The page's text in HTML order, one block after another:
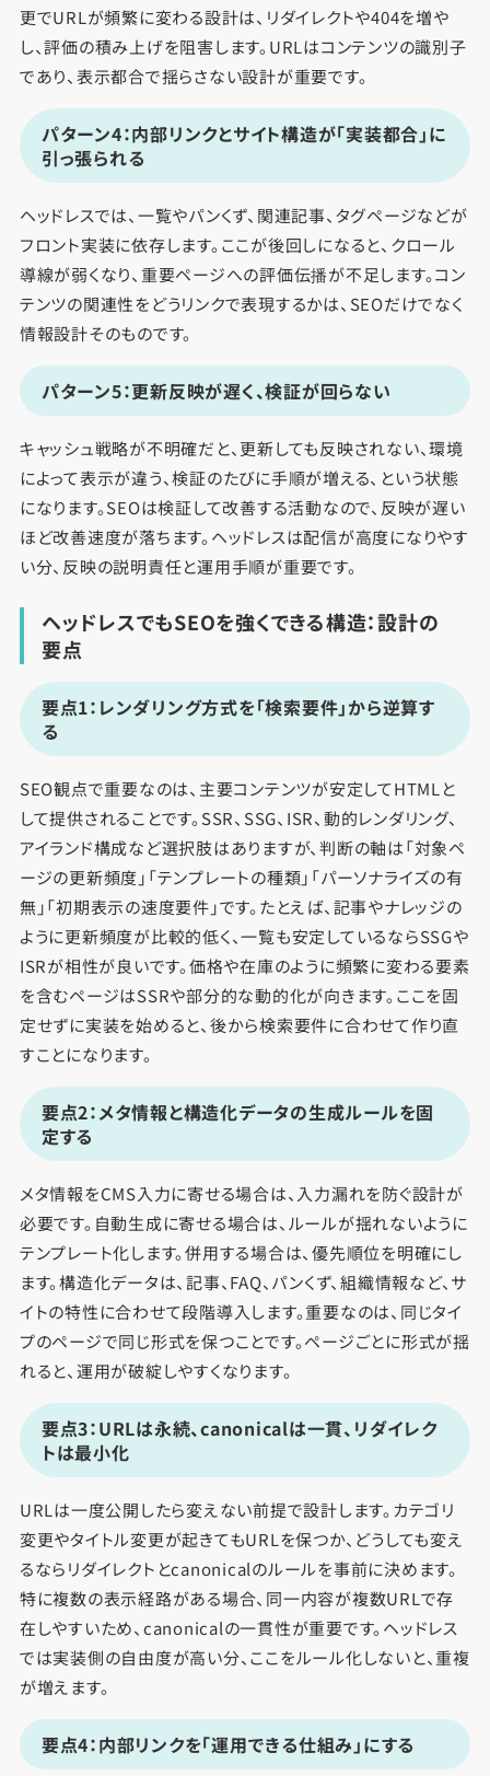
更でURLが頻繁に変わる設計は、リダイレクトや404を増や
し、評価の積み上げを阻害します。URLはコンテンツの識別子
であり、表示都合で揺らさない設計が重要です。
パターン4：内部リンクとサイト構造が「実装都合」に
引っ張られる
ヘッドレスでは、一覧やパンくず、関連記事、タグページなどが
フロント実装に依存します。ここが後回しになると、クロール
導線が弱くなり、重要ページへの評価伝播が不足します。コン
テンツの関連性をどうリンクで表現するかは、SEOだけでなく
情報設計そのものです。
パターン5：更新反映が遅く、検証が回らない
キャッシュ戦略が不明確だと、更新しても反映されない、環境
によって表示が違う、検証のたびに手順が増える、という状態
になります。SEOは検証して改善する活動なので、反映が遅い
ほど改善速度が落ちます。ヘッドレスは配信が高度になりやす
い分、反映の説明責任と運用手順が重要です。
ヘッドレスでもSEOを強くできる構造：設計の
要点
要点1：レンダリング方式を「検索要件」から逆算す
る
SEO観点で重要なのは、主要コンテンツが安定してHTMLと
して提供されることです。SSR、SSG、ISR、動的レンダリング、
アイランド構成など選択肢はありますが、判断の軸は「対象ペ
ージの更新頻度」「テンプレートの種類」「パーソナライズの有
無」「初期表示の速度要件」です。たとえば、記事やナレッジの
ように更新頻度が比較的低く、一覧も安定しているならSSGや
ISRが相性が良いです。価格や在庫のように頻繁に変わる要素
を含むページはSSRや部分的な動的化が向きます。ここを固
定せずに実装を始めると、後から検索要件に合わせて作り直
すことになります。
要点2：メタ情報と構造化データの生成ルールを固
定する
メタ情報をCMS入力に寄せる場合は、入力漏れを防ぐ設計が
必要です。自動生成に寄せる場合は、ルールが揺れないように
テンプレート化します。併用する場合は、優先順位を明確にし
ます。構造化データは、記事、FAQ、パンくず、組織情報など、サ
イトの特性に合わせて段階導入します。重要なのは、同じタイ
プのページで同じ形式を保つことです。ページごとに形式が揺
れると、運用が破綻しやすくなります。
要点3：URLは永続、canonicalは一貫、リダイレク
トは最小化
URLは一度公開したら変えない前提で設計します。カテゴリ
変更やタイトル変更が起きてもURLを保つか、どうしても変え
るならリダイレクトとcanonicalのルールを事前に決めます。
特に複数の表示経路がある場合、同一内容が複数URLで存
在しやすいため、canonicalの一貫性が重要です。ヘッドレス
では実装側の自由度が高い分、ここをルール化しないと、重複
が増えます。
要点4：内部リンクを「運用できる仕組み」にする